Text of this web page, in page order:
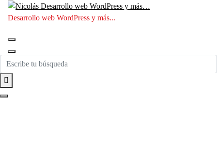
Saltar
Desarrollo web WordPress y más...